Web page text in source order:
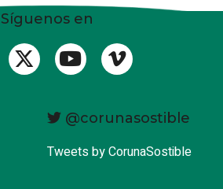
Síguenos en
@corunasostible
Tweets by CorunaSostible